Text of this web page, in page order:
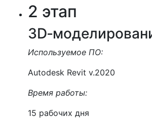
2 этап
Используемое ПО:
Autodesk Revit v.2020
Время работы:
15 рабочих дня